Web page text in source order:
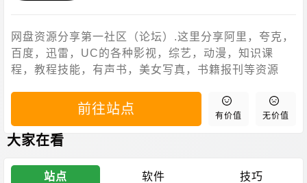
网盘资源分享第一社区（论坛）.这里分享阿里，夸克，
百度，迅雷，UC的各种影视，综艺，动漫，知识课
程，教程技能，有声书，美女写真，书籍报刊等资源
前往站点 有价值 无价值
大家在看
站点 软件 技巧